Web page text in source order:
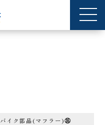
バイク部品(マフラー)㉟